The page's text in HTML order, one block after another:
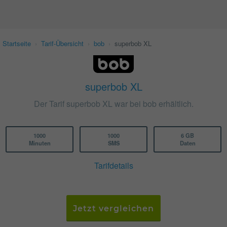
Startseite Tarif-Übersicht bob superbob XL
superbob XL
Der Tarif superbob XL war bei bob erhältlich.
1000
Minuten
1000
SMS
6 GB
Daten
Tarifdetails
Jetzt vergleichen